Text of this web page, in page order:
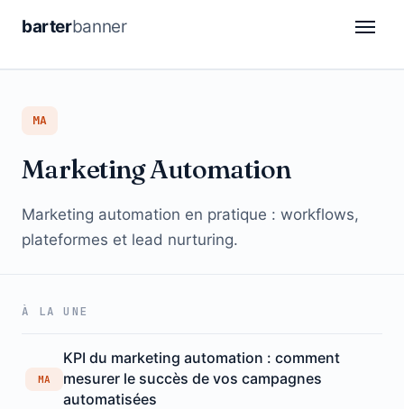
barterbanner
DSP
Attribution
Automation
Retail Media
MA
Marketing Automation
Marketing automation en pratique : workflows,
plateformes et lead nurturing.
À LA UNE
MA
KPI du marketing automation : comment
mesurer le succès de vos campagnes
automatisées